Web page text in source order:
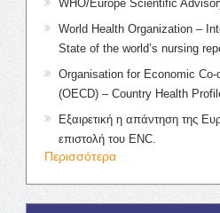
WHO/Europe Scientific
World Health Organization –
State of the world’s nursing
Organisation for Economic
(OECD) – Country Health
Εξαιρετική η απάντηση της
επιστολή του ENC.
Περισσότερα